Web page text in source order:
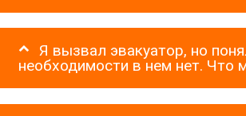
Я вызвал эвакуатор, но
необходимости в нем нет. Что